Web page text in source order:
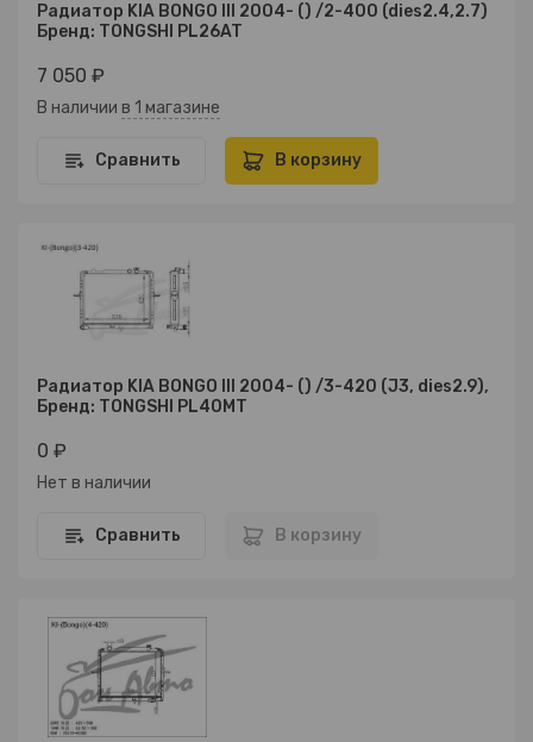
Радиатор KIA BONGO III 2004- () /2-400 (dies2.4,2.7)
Бренд: TONGSHI PL26AT
7 050 ₽
В наличии в 1 магазине
Сравнить В корзину
Радиатор KIA BONGO III 2004- () /3-420 (J3, dies2.9),
Бренд: TONGSHI PL40MT
0 ₽
Нет в наличии
Сравнить В корзину